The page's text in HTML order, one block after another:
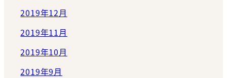
2019年12月
2019年11月
2019年10月
2019年9月